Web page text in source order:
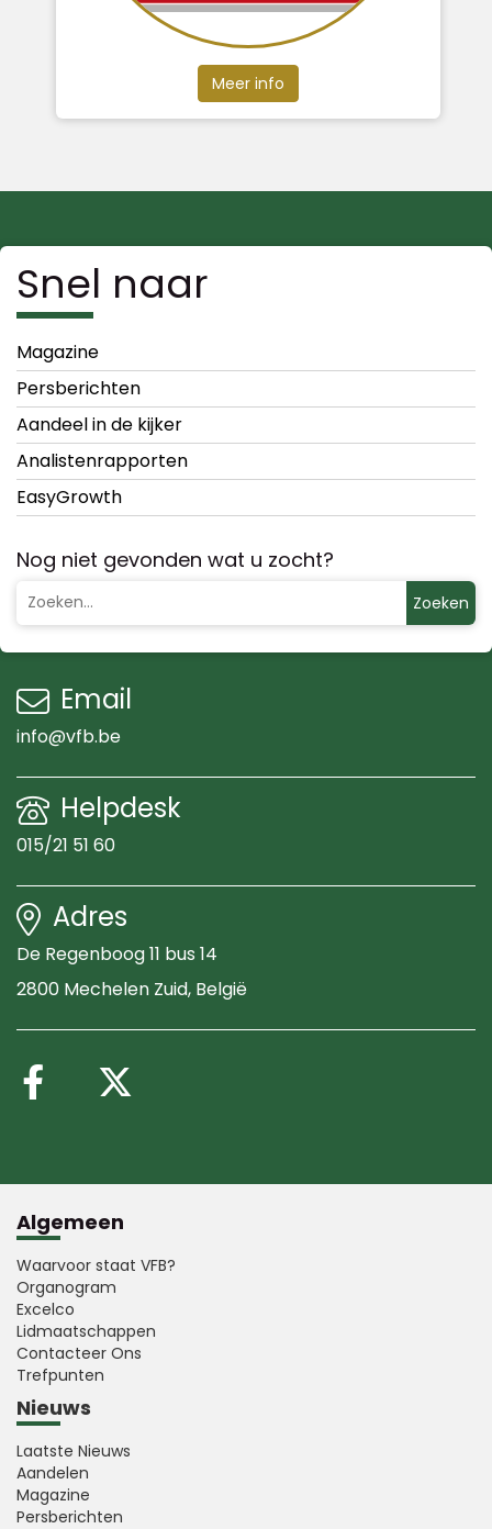
Meer info
Snel naar
Magazine
Persberichten
Aandeel in de kijker
Analistenrapporten
EasyGrowth
Nog niet gevonden wat u zocht?
Zoeken
Email
info@vfb.be
Helpdesk
015/21 51 60
Adres
De Regenboog 11 bus 14
2800 Mechelen Zuid, België
Volg ons op Facebook
Algemeen
Waarvoor staat VFB?
Organogram
Excelco
Lidmaatschappen
Contacteer Ons
Trefpunten
Nieuws
Laatste Nieuws
Aandelen
Magazine
Persberichten